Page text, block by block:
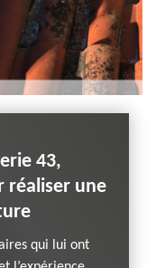
43,
réaliser une
qui lui ont